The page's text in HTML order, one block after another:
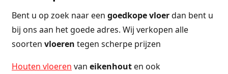
Bent u op zoek naar een goedkopevloerdan bent u
bij ons aan het goede adres. Wij verkopen alle
soorten vloeren tegen scherpe prijzen
Houten vloeren van eikenhouten ook